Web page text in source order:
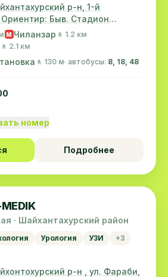
р-н, 1-й
Ориентир: Быв. Стадион
M Чиланзар 🚶 1.2 км
🚶 2.1 км
🚶 130 м· автобусы: 8, 18, 48
номер
Подробнее
· Шайхантахурский район
Урология УЗИ +3
р-н , ул. Фараби,